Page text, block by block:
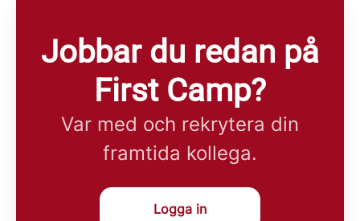
Jobbar du redan på
First Camp?
Var med och rekrytera din
framtida kollega.
Logga in